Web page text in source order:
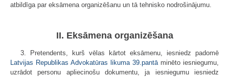
atbildīga par eksāmena organizēšanu un tā tehnisko nodrošinājumu.
II. Eksāmena organizēšana
3. Pretendents, kurš vēlas kārtot eksāmenu, iesniedz padomē
Latvijas Republikas Advokatūras likuma 39.pantā minēto iesniegumu,
uzrādot personu apliecinošu dokumentu, ja iesniegumu iesniedz